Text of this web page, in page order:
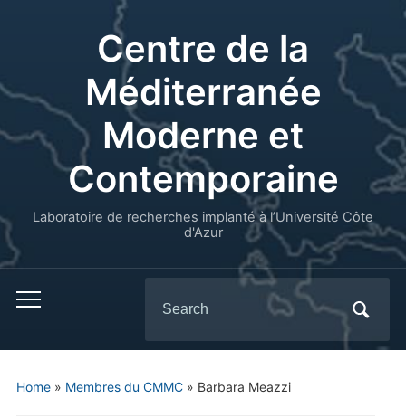
Centre de la
Méditerranée
Moderne et
Contemporaine
Laboratoire de recherches implanté à l’Université Côte
d'Azur
for:
Home» Membres du CMMC» Barbara Meazzi